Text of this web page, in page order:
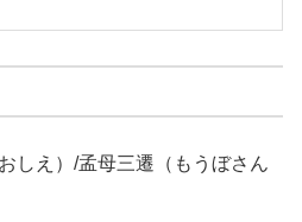
しえ）/孟母三遷（もうぼさん